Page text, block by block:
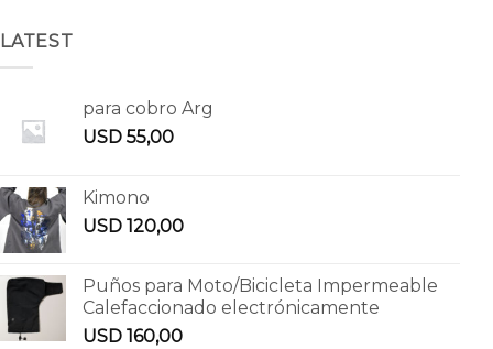
LATEST
para cobro Arg
USD 55,00
Kimono
USD 120,00
Puños para Moto/Bicicleta Impermeable
Calefaccionado electrónicamente
USD 160,00